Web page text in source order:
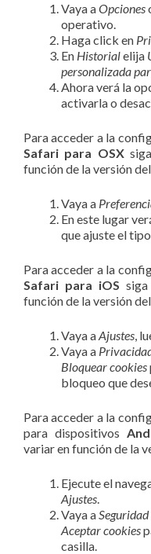
Vaya aOpciones
operativo.
Haga click en
En Historialelija
personalizada
Ahora verá la
activarla o
Para acceder a la
Safari para OSXsiga
función de la versión
Vaya a
En este lugar
que ajuste el
Para acceder a la
Safari para iOS
función de la versión
Vaya aAjustes,
Vaya a
Bloquear cookies
bloqueo que
Para acceder a la
para dispositivos
variar en función de la
Ejecute el
Ajustes.
Vaya a
Aceptar cookies
casilla.